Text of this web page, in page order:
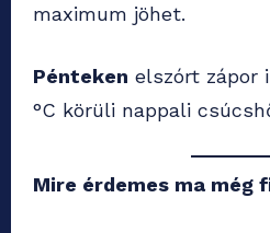
maximum jöhet.
Pénteken elszórt zápor
°C körüli nappali
Mire érdemes ma még